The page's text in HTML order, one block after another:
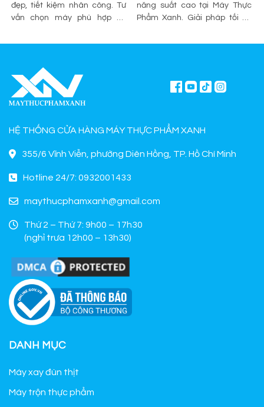
đẹp, tiết kiệm nhân công. Tư
vấn chọn máy phù hợp và
Phẩm Xanh.
năng suất cao tại Máy Thực
Phẩm Xanh. Giải pháp tối ưu
nghiệp.
HỆ THỐNG CỬA HÀNG MÁY THỰC PHẨM XANH
355/6 Vĩnh Viễn, phường Diên Hồng, TP. Hồ Chí Minh
Hotline 24/7: 0932001433
maythucphamxanh@gmail.com
Thứ 2 – Thứ 7: 9h00 – 17h30
(nghỉ trưa 12h00 – 13h30)
DANH MỤC
Máy xay đùn thịt
Máy trộn thực phẩm